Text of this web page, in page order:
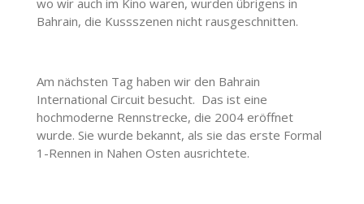
wo wir auch im Kino waren, wurden übrigens in
Bahrain, die Kussszenen nicht rausgeschnitten.
Am nächsten Tag haben wir den Bahrain
International Circuit besucht. Das ist eine
hochmoderne Rennstrecke, die 2004 eröffnet
wurde. Sie wurde bekannt, als sie das erste Formal
1-Rennen in Nahen Osten ausrichtete.